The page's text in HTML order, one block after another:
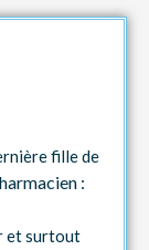
fille de
:
et surtout